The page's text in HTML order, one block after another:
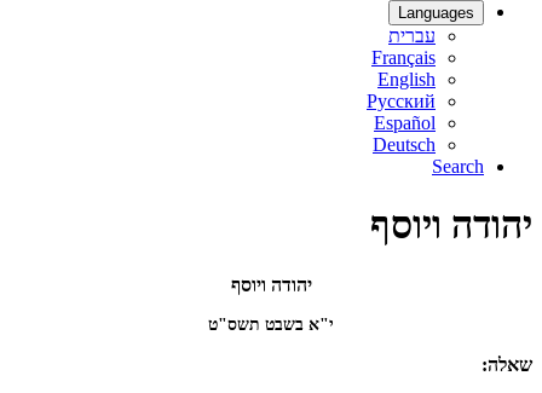
Languages
עברית
Français
English
Русский
Español
Deutsch
Search
יהודה ויוסף
יהודה ויוסף
י"א בשבט תשס"ט
שאלה: